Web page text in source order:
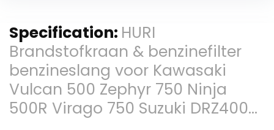
Specification: HURI
Brandstofkraan & benzinefilter
benzineslang voor Kawasaki
Vulcan 500 Zephyr 750 Ninja
500R Virago 750 Suzuki DRZ400…